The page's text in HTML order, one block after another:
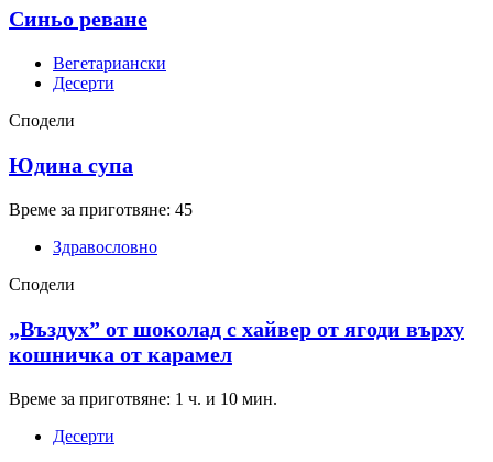
Синьо реване
Вегетариански
Десерти
Сподели
Юдина супа
Време за приготвяне: 45
Здравословно
Сподели
„Въздух” от шоколад с хайвер от ягоди върху
кошничка от карамел
Време за приготвяне: 1 ч. и 10 мин.
Десерти